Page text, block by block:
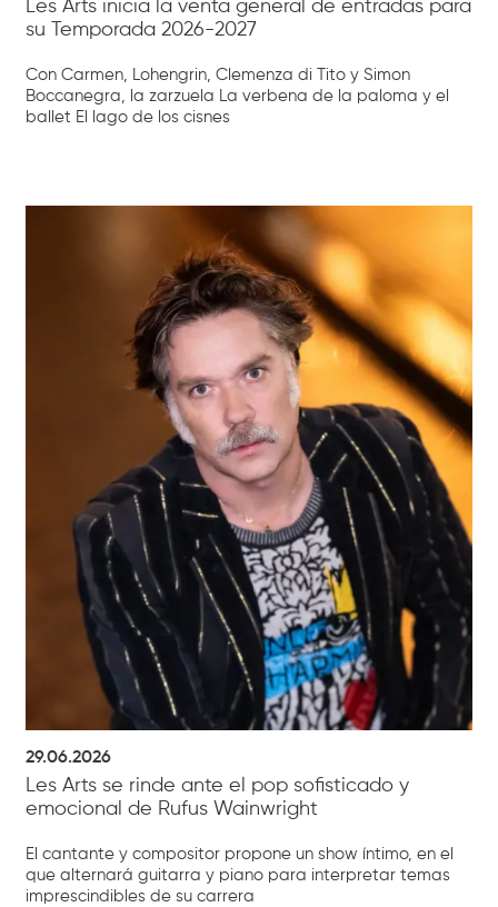
Les Arts inicia la venta general de entradas para
su Temporada 2026-2027
Con Carmen, Lohengrin, Clemenza di Tito y Simon
Boccanegra, la zarzuela La verbena de la paloma y el
ballet El lago de los cisnes
29.06.2026
Les Arts se rinde ante el pop sofisticado y
emocional de Rufus Wainwright
El cantante y compositor propone un show íntimo, en el
que alternará guitarra y piano para interpretar temas
imprescindibles de su carrera